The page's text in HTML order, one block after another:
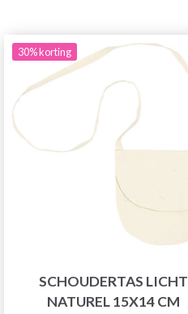
30% korting
SCHOUDERTAS LICHT
NATUREL 15X14 CM